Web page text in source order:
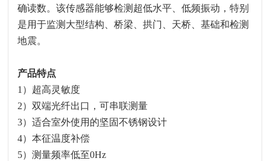
确读数。该传感器能够检测超低水平、低频振动，特别
是用于监测大型结构、桥梁、拱门、天桥、基础和检测
地震。
产品特点
1 ）超高灵敏度
2）双端光纤出口，可串联测量
3）适合室外使用的坚固不锈钢设计
4）本征温度补偿
5）测量频率低至0Hz